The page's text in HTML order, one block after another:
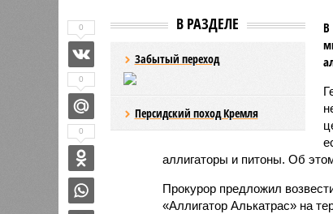
В РАЗДЕЛЕ
Забытый переход
Персидский поход Кремля
В
аллигаторы и питоны. Об
Прокурор предложил
«Аллигатор Алькатрас» на
0
0
0